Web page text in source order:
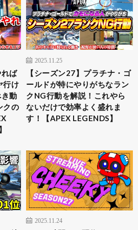
ば
行け
動
クの
2025.11.25
【シーズン27】プラチナ・ゴ
ールドが特にやりがちなラン
クNG行動を解説！これやら
ないだけで効率よく盛れま
す！【APEX LEGENDS】
2025.11.24